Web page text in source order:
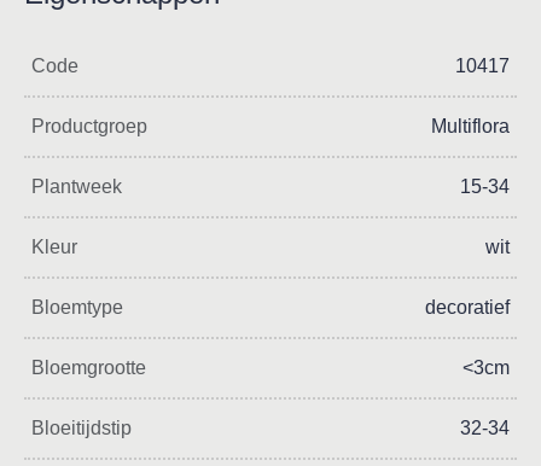
Code 10417
Productgroep Multiflora
Plantweek 15-34
Kleur wit
Bloemtype decoratief
Bloemgrootte <3cm
Bloeitijdstip 32-34